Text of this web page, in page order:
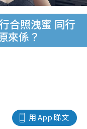
合照洩蜜 同行
來係？
用 App 睇文